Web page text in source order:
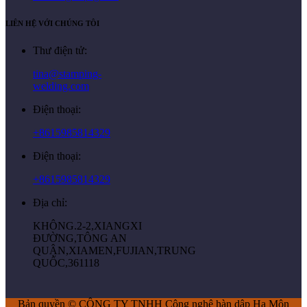
LIÊN HỆ VỚI CHÚNG TÔI
Thư điện tử:
tina@stamping-
welding.com
Điện thoại:
+8615985814329
Điện thoại:
+8615985814329
Địa chỉ:
KHÔNG.2-2,XIANGXI
ĐƯỜNG,TÔNG AN
QUẬN,XIAMEN,FUJIAN,TRUNG
QUỐC,361118
Bản quyền © CÔNG TY TNHH Công nghệ hàn dập Hạ Môn